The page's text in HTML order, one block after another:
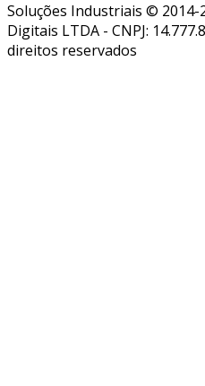
Soluções Industriais © 2014-
Digitais LTDA - CNPJ:
direitos reservados